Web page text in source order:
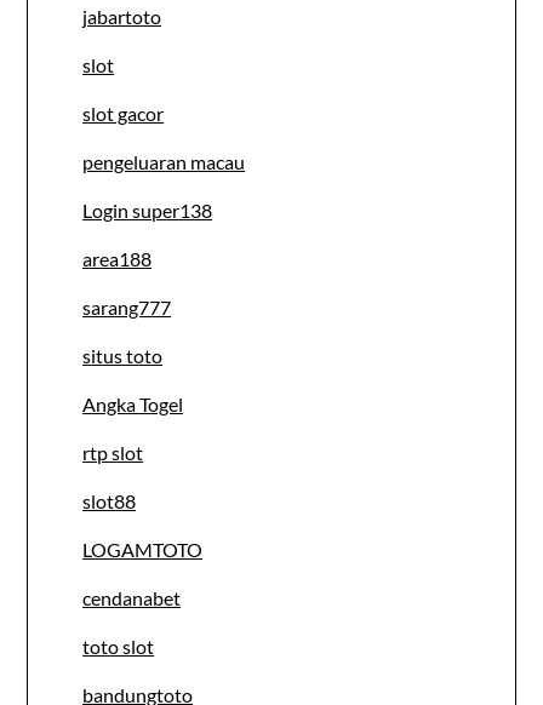
jabartoto
slot
slot gacor
pengeluaran macau
Login super138
area188
sarang777
situs toto
Angka Togel
rtp slot
slot88
LOGAMTOTO
cendanabet
toto slot
bandungtoto